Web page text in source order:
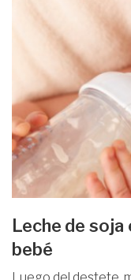
Leche de soja
bebé